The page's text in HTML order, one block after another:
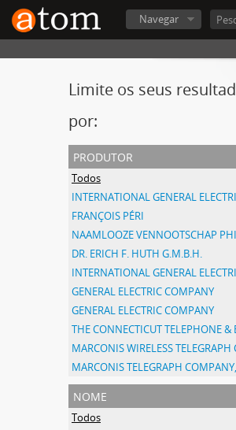
Navegar
Limite os seus
por:
produtor
Todos
FRANÇOIS PÉRI
DR. ERICH F. HUTH G.M.B.H.
GENERAL ELECTRIC COMPANY
GENERAL ELECTRIC COMPANY
nome
Todos